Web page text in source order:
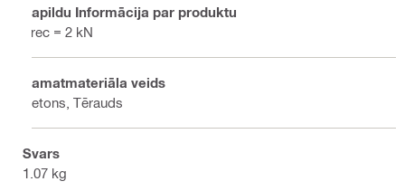
Papildu Informācija par produktu
Frec = 2 kN
Pamatmateriāla veids
Betons, Tērauds
Svars
1.07 kg